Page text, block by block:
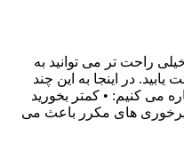
راحت تر می توانید به
در اینجا به این چند
می کنیم: • کمتر بخورید
پرخوری های مکرر باعث می